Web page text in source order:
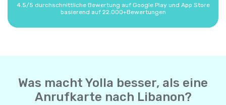
4.5/5 durchschnittliche Bewertung auf Google Play und App Store
basierend auf 22.000+Bewertungen
Was macht Yolla besser, als eine
Anrufkarte nach Libanon?